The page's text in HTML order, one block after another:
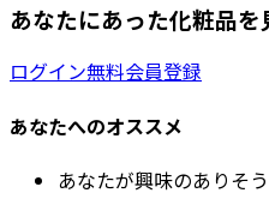
あなたにあった化粧品を
ログイン無料会員登録
あなたへのオススメ
あなたが興味のありそ